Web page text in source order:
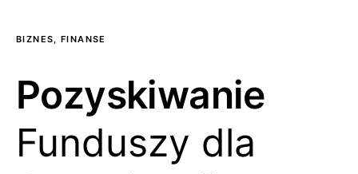
BIZNES, FINANSE
Pozyskiwanie
Funduszy dla